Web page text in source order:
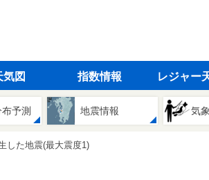
気図 指数情報 レジャー
予測 地震情報 気
した地震(最大震度1)